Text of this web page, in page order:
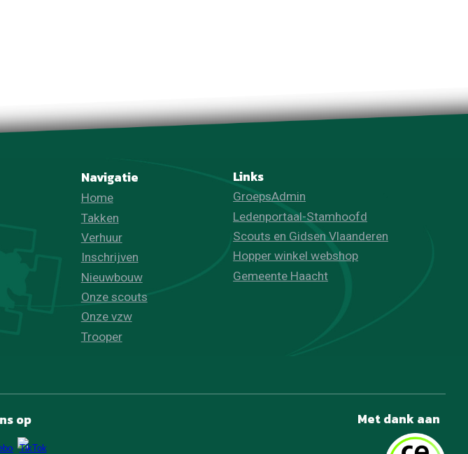
Navigatie
Home
Takken
Verhuur
Inschrijven
Nieuwbouw
Onze scouts
Onze vzw
Trooper
Links
GroepsAdmin
Ledenportaal-Stamhoofd
Scouts en Gidsen Vlaanderen
Hopper winkel webshop
Gemeente Haacht
op Met dank aan